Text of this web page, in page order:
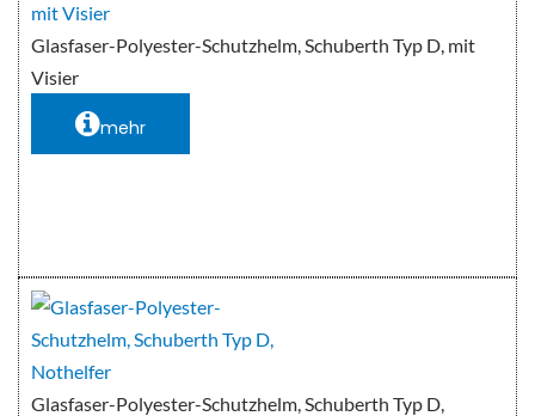
Glasfaser-Polyester-Schutzhelm, Schuberth Typ D, mit
Visier
mehr
Glasfaser-Polyester-Schutzhelm, Schuberth Typ D,